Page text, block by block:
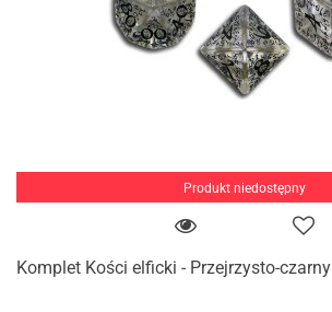
Produkt niedostępny
Komplet Kości elficki - Przejrzysto-czarny